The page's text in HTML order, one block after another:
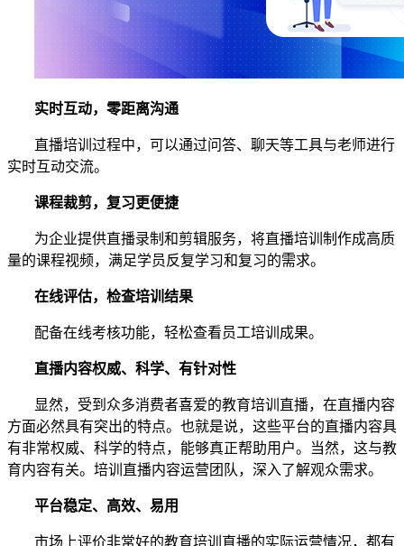
实时互动，零距离沟通
直播培训过程中，可以通过问答、聊天等工具与老师进行
实时互动交流。
课程裁剪，复习更便捷
为企业提供直播录制和剪辑服务，将直播培训制作成高质
量的课程视频，满足学员反复学习和复习的需求。
在线评估，检查培训结果
配备在线考核功能，轻松查看员工培训成果。
直播内容权威、科学、有针对性
显然，受到众多消费者喜爱的教育培训直播，在直播内容
方面必然具有突出的特点。也就是说，这些平台的直播内容具
有非常权威、科学的特点，能够真正帮助用户。当然，这与教
育内容有关。培训直播内容运营团队，深入了解观众需求。
平台稳定、高效、易用
市场上评价非常好的教育培训直播的实际运营情况，都有